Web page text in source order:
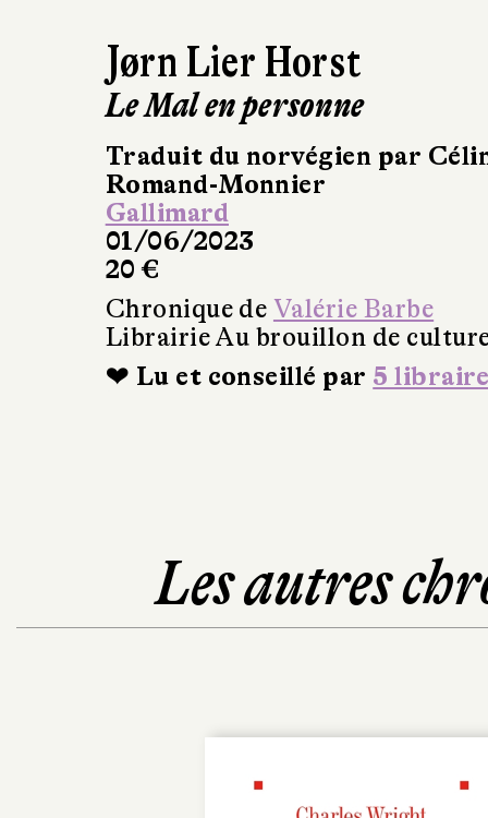
Jørn Lier Horst
Le Mal en personne
Traduit du norvégien par
Romand-Monnier
Gallimard
01/06/2023
20 €
Chronique de Valérie Barbe
Librairie Au brouillon de
❤ Lu et conseillé par 5
Les autres